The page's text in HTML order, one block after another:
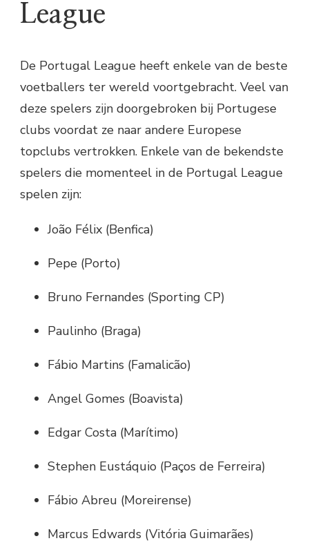
League
De Portugal League heeft enkele van de beste
voetballers ter wereld voortgebracht. Veel van
deze spelers zijn doorgebroken bij Portugese
clubs voordat ze naar andere Europese
topclubs vertrokken. Enkele van de bekendste
spelers die momenteel in de Portugal League
spelen zijn:
João Félix (Benfica)
Pepe (Porto)
Bruno Fernandes (Sporting CP)
Paulinho (Braga)
Fábio Martins (Famalicão)
Angel Gomes (Boavista)
Edgar Costa (Marítimo)
Stephen Eustáquio (Paços de Ferreira)
Fábio Abreu (Moreirense)
Marcus Edwards (Vitória Guimarães)